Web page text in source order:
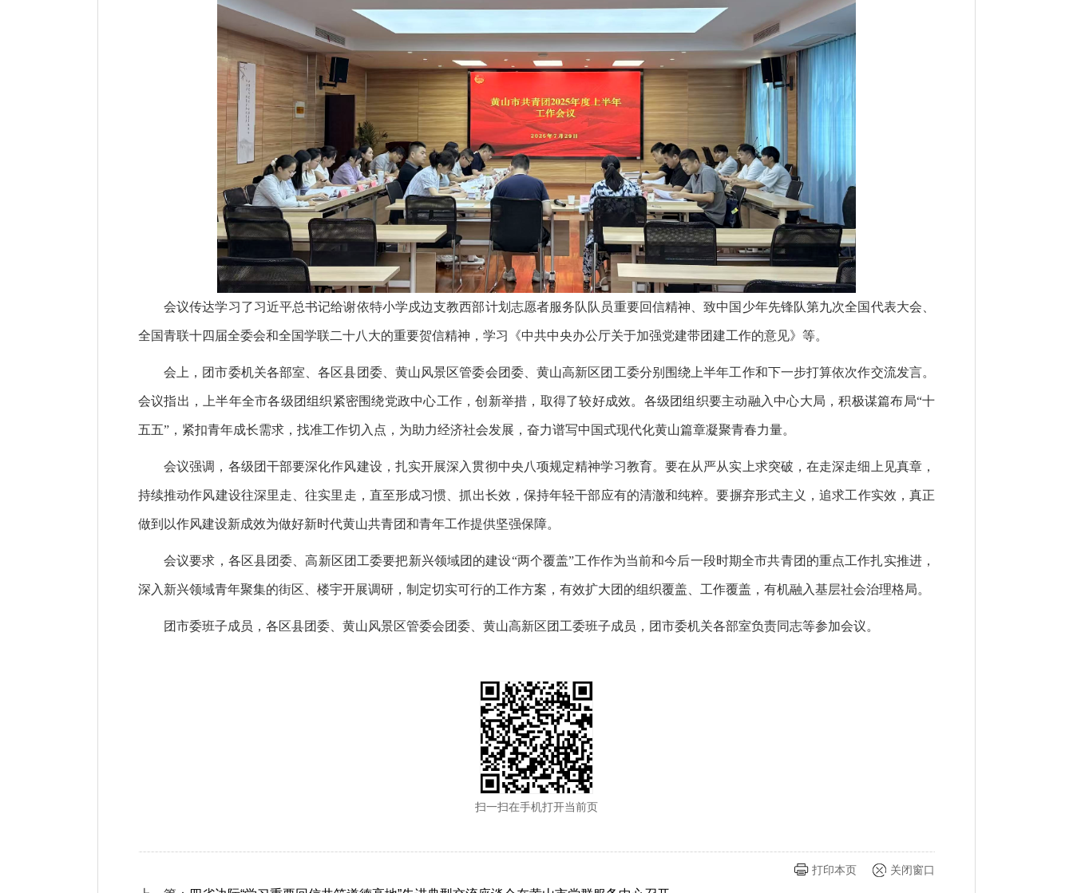
会议传达学习了习近平总书记给谢依特小学戍边支教西部计划志愿者服务队队员重要回信精神、致中国少年先锋队第九次全国代表大会、
全国青联十四届全委会和全国学联二十八大的重要贺信精神，学习《中共中央办公厅关于加强党建带团建工作的意见》等。
会上，团市委机关各部室、各区县团委、黄山风景区管委会团委、黄山高新区团工委分别围绕上半年工作和下一步打算依次作交流发言。
会议指出，上半年全市各级团组织紧密围绕党政中心工作，创新举措，取得了较好成效。各级团组织要主动融入中心大局，积极谋篇布局“十
五五”，紧扣青年成长需求，找准工作切入点，为助力经济社会发展，奋力谱写中国式现代化黄山篇章凝聚青春力量。
会议强调，各级团干部要深化作风建设，扎实开展深入贯彻中央八项规定精神学习教育。要在从严从实上求突破，在走深走细上见真章，
持续推动作风建设往深里走、往实里走，直至形成习惯、抓出长效，保持年轻干部应有的清澈和纯粹。要摒弃形式主义，追求工作实效，真正
做到以作风建设新成效为做好新时代黄山共青团和青年工作提供坚强保障。
会议要求，各区县团委、高新区团工委要把新兴领域团的建设“两个覆盖”工作作为当前和今后一段时期全市共青团的重点工作扎实推进，
深入新兴领域青年聚集的街区、楼宇开展调研，制定切实可行的工作方案，有效扩大团的组织覆盖、工作覆盖，有机融入基层社会治理格局。
团市委班子成员，各区县团委、黄山风景区管委会团委、黄山高新区团工委班子成员，团市委机关各部室负责同志等参加会议。
扫一扫在手机打开当前页
打印本页 关闭窗口